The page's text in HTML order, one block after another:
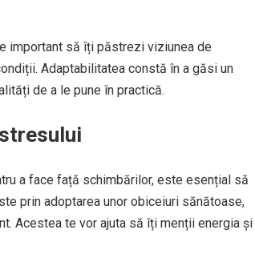
important să îți păstrezi viziunea de
Adaptabilitatea constă în a găsi un
de a le pune în practică.
a face față schimbărilor, este esențial să
prin adoptarea unor obiceiuri sănătoase,
Acestea te vor ajuta să îți menții energia și